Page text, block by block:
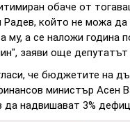
обаче от
Радев, който не можа да
му, а се наложи година
заяви още
че бюджетите на
министър Асен
да надвишават 3%